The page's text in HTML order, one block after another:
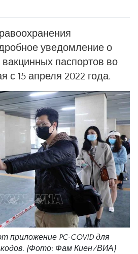
уведомление о
паспортов во
с 15 апреля 2022 года.
приложение PC-COVID для
кодов. (Фото: Фам Киен/ВИА)